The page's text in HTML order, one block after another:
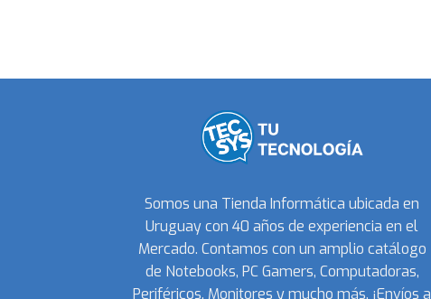
Somos una Tienda Informática ubicada en
Uruguay con 40 años de experiencia en el
Mercado. Contamos con un amplio catálogo
de Notebooks, PC Gamers, Computadoras,
Periféricos, Monitores y mucho más. ¡Envíos a